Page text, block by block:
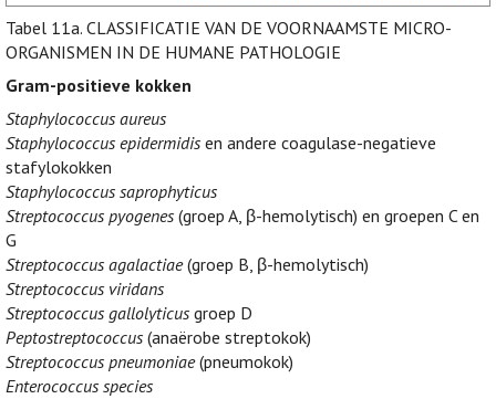
Tabel 11a. CLASSIFICATIE VAN DE VOORNAAMSTE MICRO-
ORGANISMEN IN DE HUMANE PATHOLOGIE
Gram-positieve kokken
Staphylococcus aureus
Staphylococcus epidermidis en andere coagulase-negatieve
stafylokokken
Staphylococcus saprophyticus
Streptococcus pyogenes (groep A, β-hemolytisch) en groepen C en
G
Streptococcus agalactiae(groep B, β-hemolytisch)
Streptococcus viridans
Streptococcus gallolyticus groep D
Peptostreptococcus (anaërobe streptokok)
Streptococcus pneumoniae(pneumokok)
Enterococcus species